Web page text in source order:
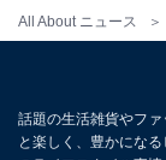
All About ニュース
一気に食べるの
話題の生活雑貨やフ
と楽しく、豊かにな